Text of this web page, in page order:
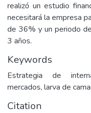
realizó un estudio
necesitará la empresa
de 36% y un periodo
3 años.
Keywords
Estrategia de
mercados, larva de
Citation